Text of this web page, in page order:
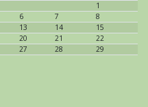
1
6 7
8
13 14
15
20 21
22
27 28
29